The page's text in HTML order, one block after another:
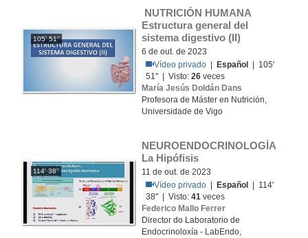
105' 51''
Estructura general del
sistema digestivo (II)
6 de out. de 2023
Vídeo privado
Español
| 105'
51'' | Visto:26 veces
María Jesús Doldán Dans
Profesora de Máster en Nutrición,
Universidade de Vigo
114' 38''
NEUROENDOCRINOLOGÍA
La Hipófisis
11 de out. de 2023
Vídeo privado
Español
| 114'
38'' | Visto:41 veces
Federico Mallo Ferrer
Director do Laboratorio de
Endocrinoloxía - LabEndo,